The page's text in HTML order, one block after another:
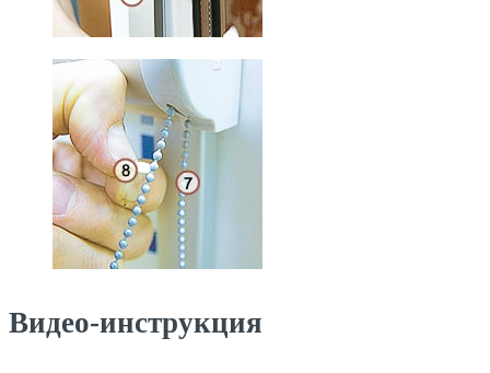
Видео-инструкция